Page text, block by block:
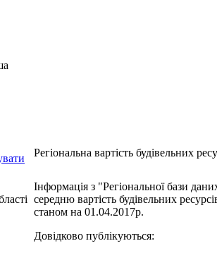
Регіональна вартість будівельних
Інформація з "Регіональної бази
середню вартість будівельних
станом на 01.04.2017р.
Довідково публікуються: